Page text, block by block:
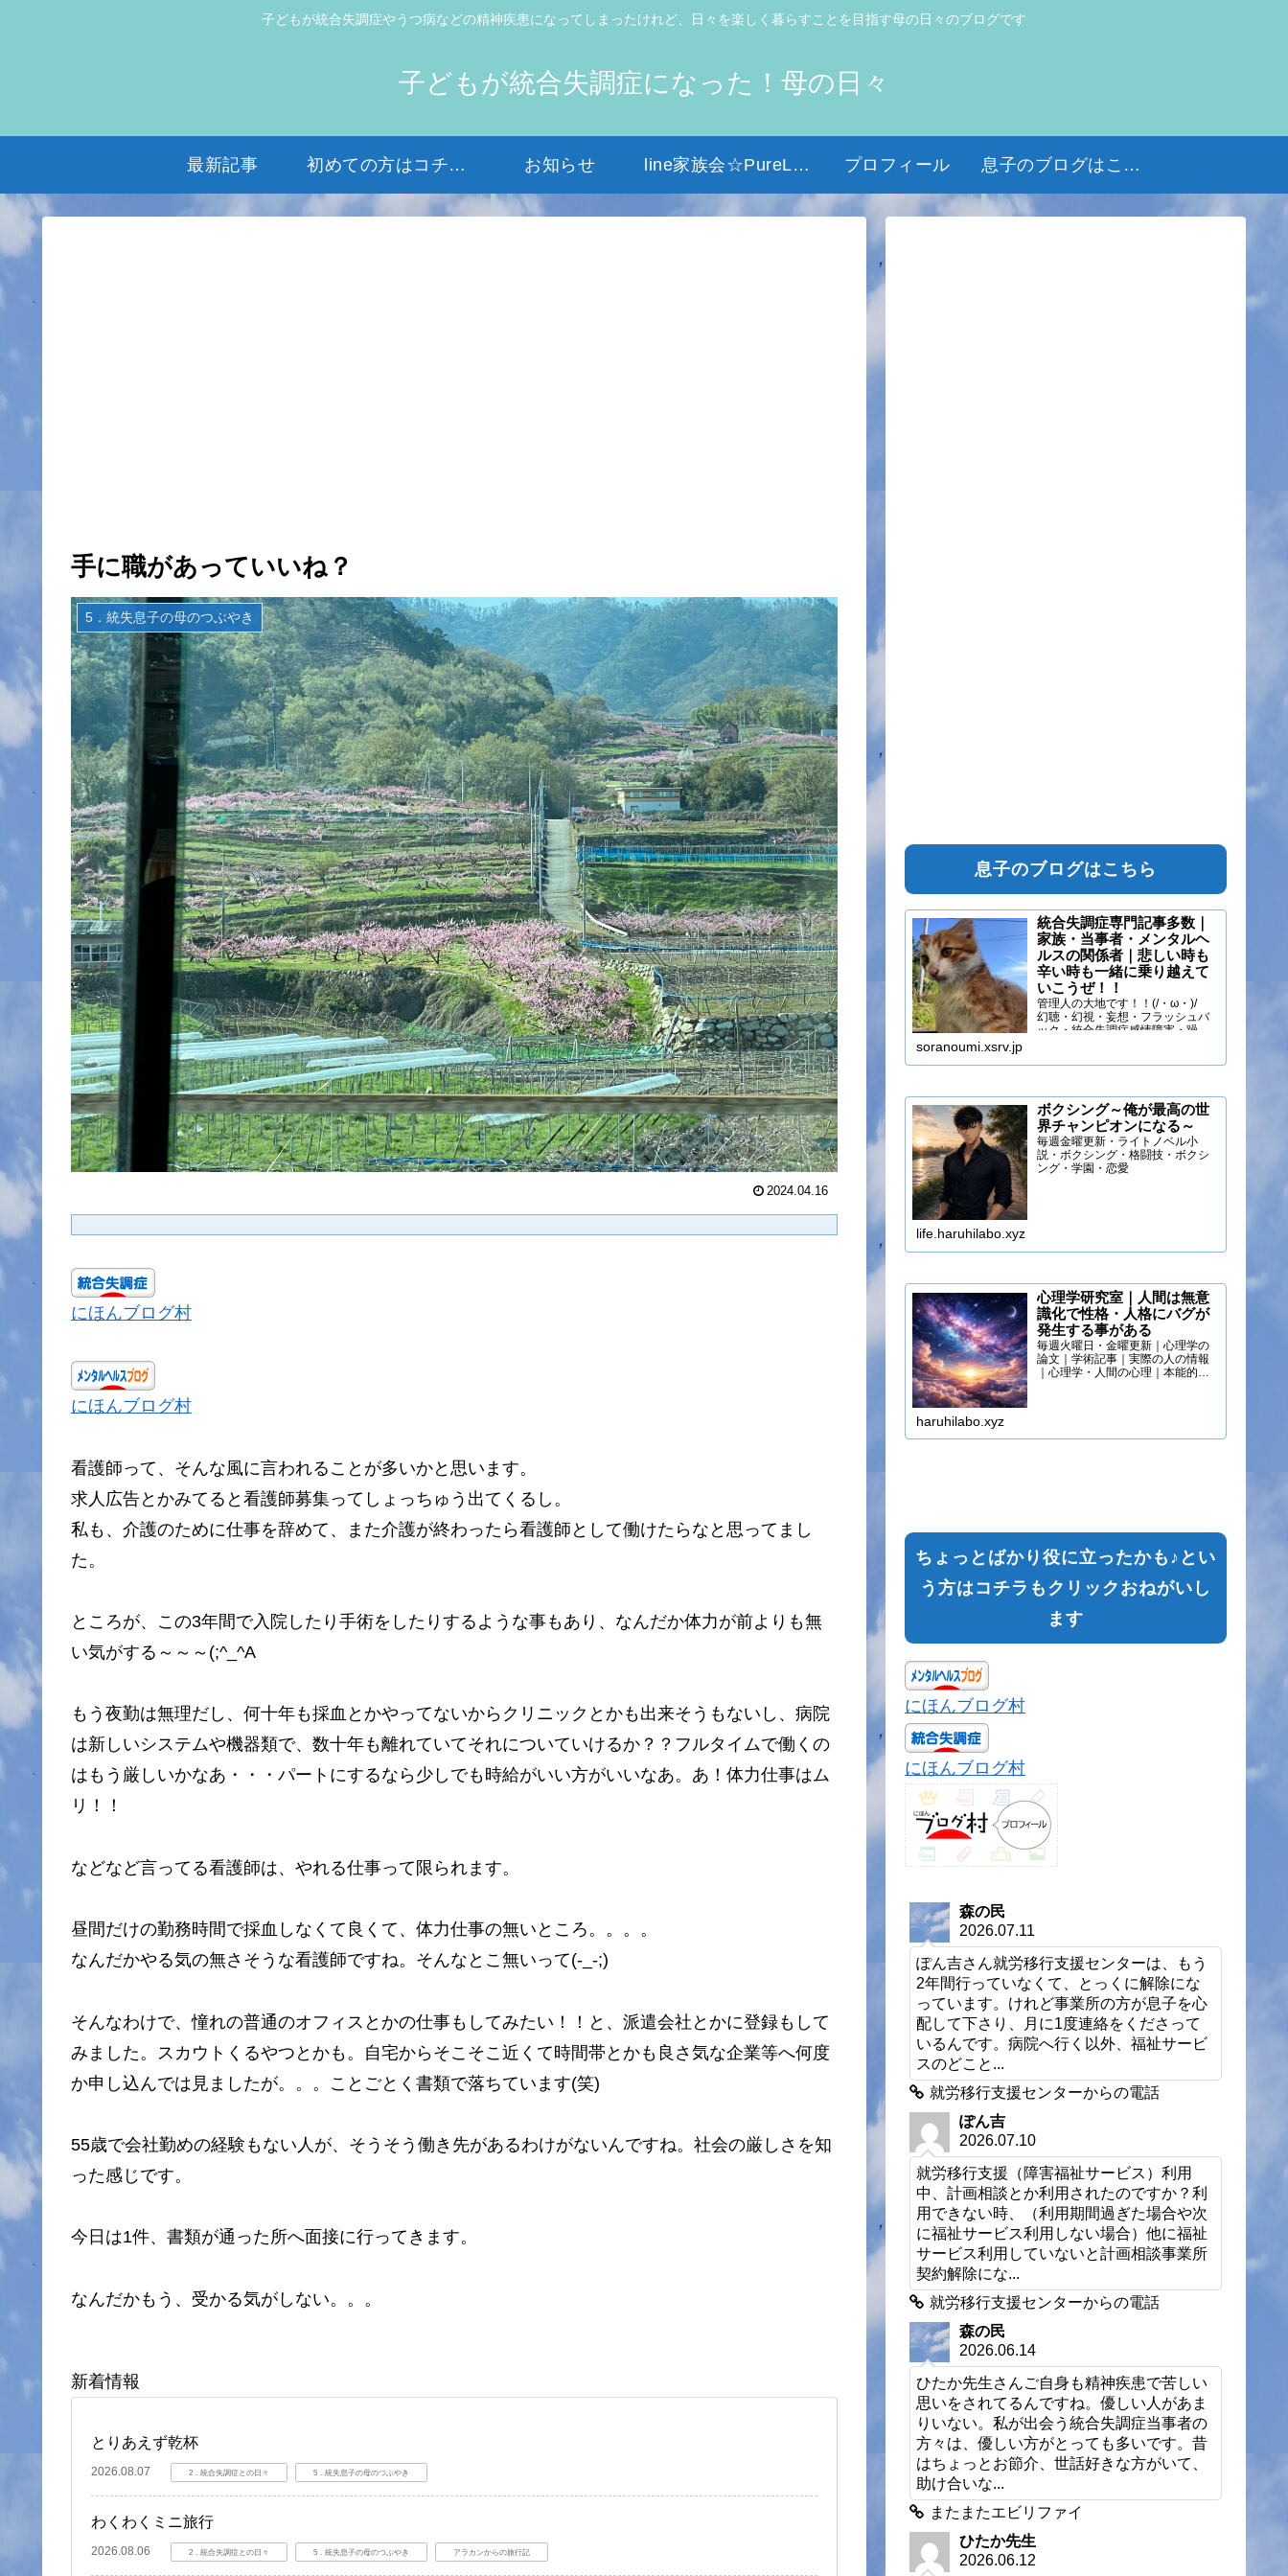
子どもが統合失調症やうつ病などの精神疾患になってしまったけれど、日々を楽しく暮らすことを目指す母の日々のブログです
子どもが統合失調症になった！母の日々
最新記事 初めての方はコチラから お知らせ line家族会☆PureLight☆ プロフィール 息子のブログはこちら
手に職があっていいね？
5．統失息子の母のつぶやき
2024.04.16
にほんブログ村
にほんブログ村
看護師って、そんな風に言われることが多いかと思います。
求人広告とかみてると看護師募集ってしょっちゅう出てくるし。
私も、介護のために仕事を辞めて、また介護が終わったら看護師として働けたらなと思ってまし
た。
ところが、この3年間で入院したり手術をしたりするような事もあり、なんだか体力が前よりも無
い気がする～～～(;^_^A
もう夜勤は無理だし、何十年も採血とかやってないからクリニックとかも出来そうもないし、病院
は新しいシステムや機器類で、数十年も離れていてそれについていけるか？？フルタイムで働くの
はもう厳しいかなあ・・・パートにするなら少しでも時給がいい方がいいなあ。あ！体力仕事はム
リ！！
などなど言ってる看護師は、やれる仕事って限られます。
昼間だけの勤務時間で採血しなくて良くて、体力仕事の無いところ。。。。
なんだかやる気の無さそうな看護師ですね。そんなとこ無いって(-_-;)
そんなわけで、憧れの普通のオフィスとかの仕事もしてみたい！！と、派遣会社とかに登録もして
みました。スカウトくるやつとかも。自宅からそこそこ近くて時間帯とかも良さ気な企業等へ何度
か申し込んでは見ましたが。。。ことごとく書類で落ちています(笑)
55歳で会社勤めの経験もない人が、そうそう働き先があるわけがないんですね。社会の厳しさを知
った感じです。
今日は1件、書類が通った所へ面接に行ってきます。
なんだかもう、受かる気がしない。。。
新着情報
とりあえず乾杯
2026.08.07 2．統合失調症との日々 5．統失息子の母のつぶやき
わくわくミニ旅行
2026.08.06 2．統合失調症との日々 5．統失息子の母のつぶやき アラカンからの旅行記
息子のブログはこちら
統合失調症専門記事多数｜
家族・当事者・メンタルヘ
ルスの関係者｜悲しい時も
辛い時も一緒に乗り越えて
いこうぜ！！
管理人の大地です！！(/・ω・)/
幻聴・幻視・妄想・フラッシュバ
ック・統合失調症感情障害・躁う
soranoumi.xsrv.jp
ボクシング～俺が最高の世
界チャンピオンになる～
毎週金曜更新・ライトノベル小
説・ボクシング・格闘技・ボクシ
ング・学園・恋愛
life.haruhilabo.xyz
心理学研究室｜人間は無意
識化で性格・人格にバグが
発生する事がある
毎週火曜日・金曜更新｜心理学の
論文｜学術記事｜実際の人の情報
｜心理学・人間の心理｜本能的心
haruhilabo.xyz
ちょっとばかり役に立ったかも♪とい
う方はコチラもクリックおねがいし
ます
にほんブログ村
にほんブログ村
森の民
2026.07.11
ぽん吉さん就労移行支援センターは、もう
2年間行っていなくて、とっくに解除にな
っています。けれど事業所の方が息子を心
配して下さり、月に1度連絡をくださって
いるんです。病院へ行く以外、福祉サービ
スのどこと...
就労移行支援センターからの電話
ぽん吉
2026.07.10
就労移行支援（障害福祉サービス）利用
中、計画相談とか利用されたのですか？利
用できない時、（利用期間過ぎた場合や次
に福祉サービス利用しない場合）他に福祉
サービス利用していないと計画相談事業所
契約解除にな...
就労移行支援センターからの電話
森の民
2026.06.14
ひたか先生さんご自身も精神疾患で苦しい
思いをされてるんですね。優しい人があま
りいない。私が出会う統合失調症当事者の
方々は、優しい方がとっても多いです。昔
はちょっとお節介、世話好きな方がいて、
助け合いな...
またまたエビリファイ
ひたか先生
2026.06.12